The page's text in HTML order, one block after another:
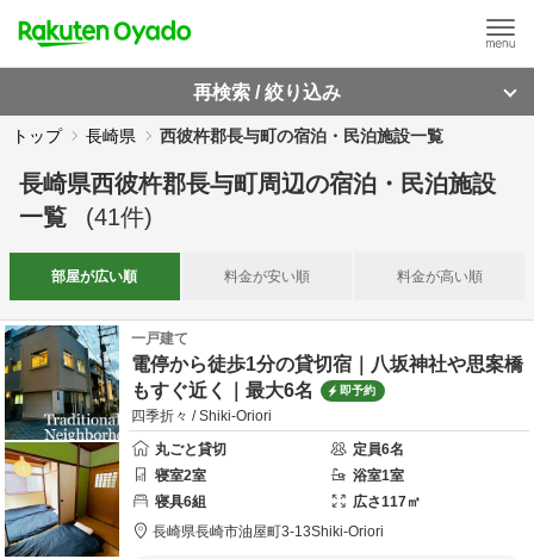
再検索 / 絞り込み
トップ 長崎県 西彼杵郡長与町の宿泊・民泊施設一覧
長崎県西彼杵郡長与町周辺の宿泊・民泊施設
一覧
(41件)
部屋が広い順 料金が安い順 料金が高い順
一戸建て
電停から徒歩1分の貸切宿｜八坂神社や思案橋
もすぐ近く｜最大6名
即予約
四季折々 / Shiki-Oriori
丸ごと貸切
定員6名
寝室2室 浴室1室
寝具6組 広さ117㎡
長崎県長崎市油屋町3-13Shiki-Oriori